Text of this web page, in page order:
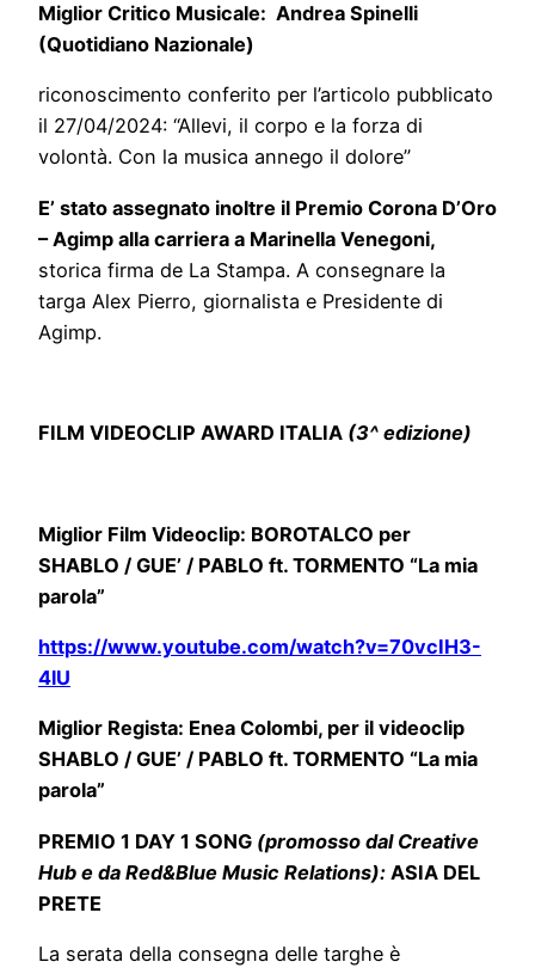
Miglior Critico Musicale: Andrea Spinelli
(Quotidiano Nazionale)
riconoscimento conferito per l’articolo pubblicato
il 27/04/2024: “Allevi, il corpo e la forza di
volontà. Con la musica annego il dolore”
E’ stato assegnato inoltre il Premio Corona D’Oro
– Agimp alla carriera a Marinella Venegoni,
storica firma de La Stampa. A consegnare la
targa Alex Pierro, giornalista e Presidente di
Agimp.
FILM VIDEOCLIP AWARD ITALIA (3^ edizione)
Miglior Film Videoclip: BOROTALCO per
SHABLO / GUE’ / PABLO ft. TORMENTO “La mia
parola”
https://www.youtube.com/watch?v=70vcIH3-
4lU
Miglior Regista: Enea Colombi, per il videoclip
SHABLO / GUE’ / PABLO ft. TORMENTO “La mia
parola”
PREMIO 1 DAY 1 SONG (promosso dal Creative
Hub e da Red&Blue Music Relations): ASIA DEL
PRETE
La serata della consegna delle targhe è